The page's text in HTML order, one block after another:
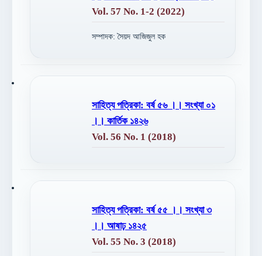
Vol. 57 No. 1-2 (2022)
সম্পাদক: সৈয়দ আজিজুল হক
সাহিত্য পত্রিকা: বর্ষ ৫৬ ।। সংখ্যা ০১
।। কার্তিক ১৪২৬
Vol. 56 No. 1 (2018)
সাহিত্য পত্রিকা: বর্ষ ৫৫ ।। সংখ্যা ৩
।। আষাঢ় ১৪২৫
Vol. 55 No. 3 (2018)